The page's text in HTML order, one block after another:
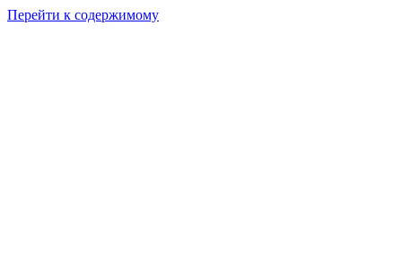
Перейти к содержимому